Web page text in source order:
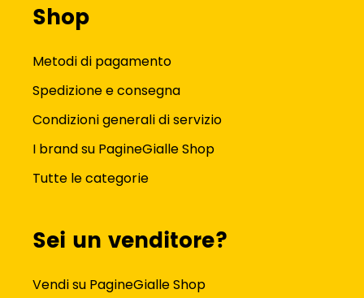
Shop
Metodi di pagamento
Spedizione e consegna
Condizioni generali di servizio
I brand su PagineGialle Shop
Tutte le categorie
Sei un venditore?
Vendi su PagineGialle Shop